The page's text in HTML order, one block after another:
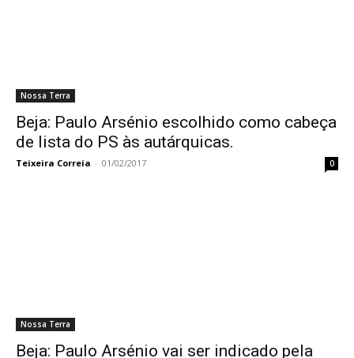
Nossa Terra
Beja: Paulo Arsénio escolhido como cabeça
de lista do PS às autárquicas.
Teixeira Correia - 01/02/2017 0
Nossa Terra
Beja: Paulo Arsénio vai ser indicado pela